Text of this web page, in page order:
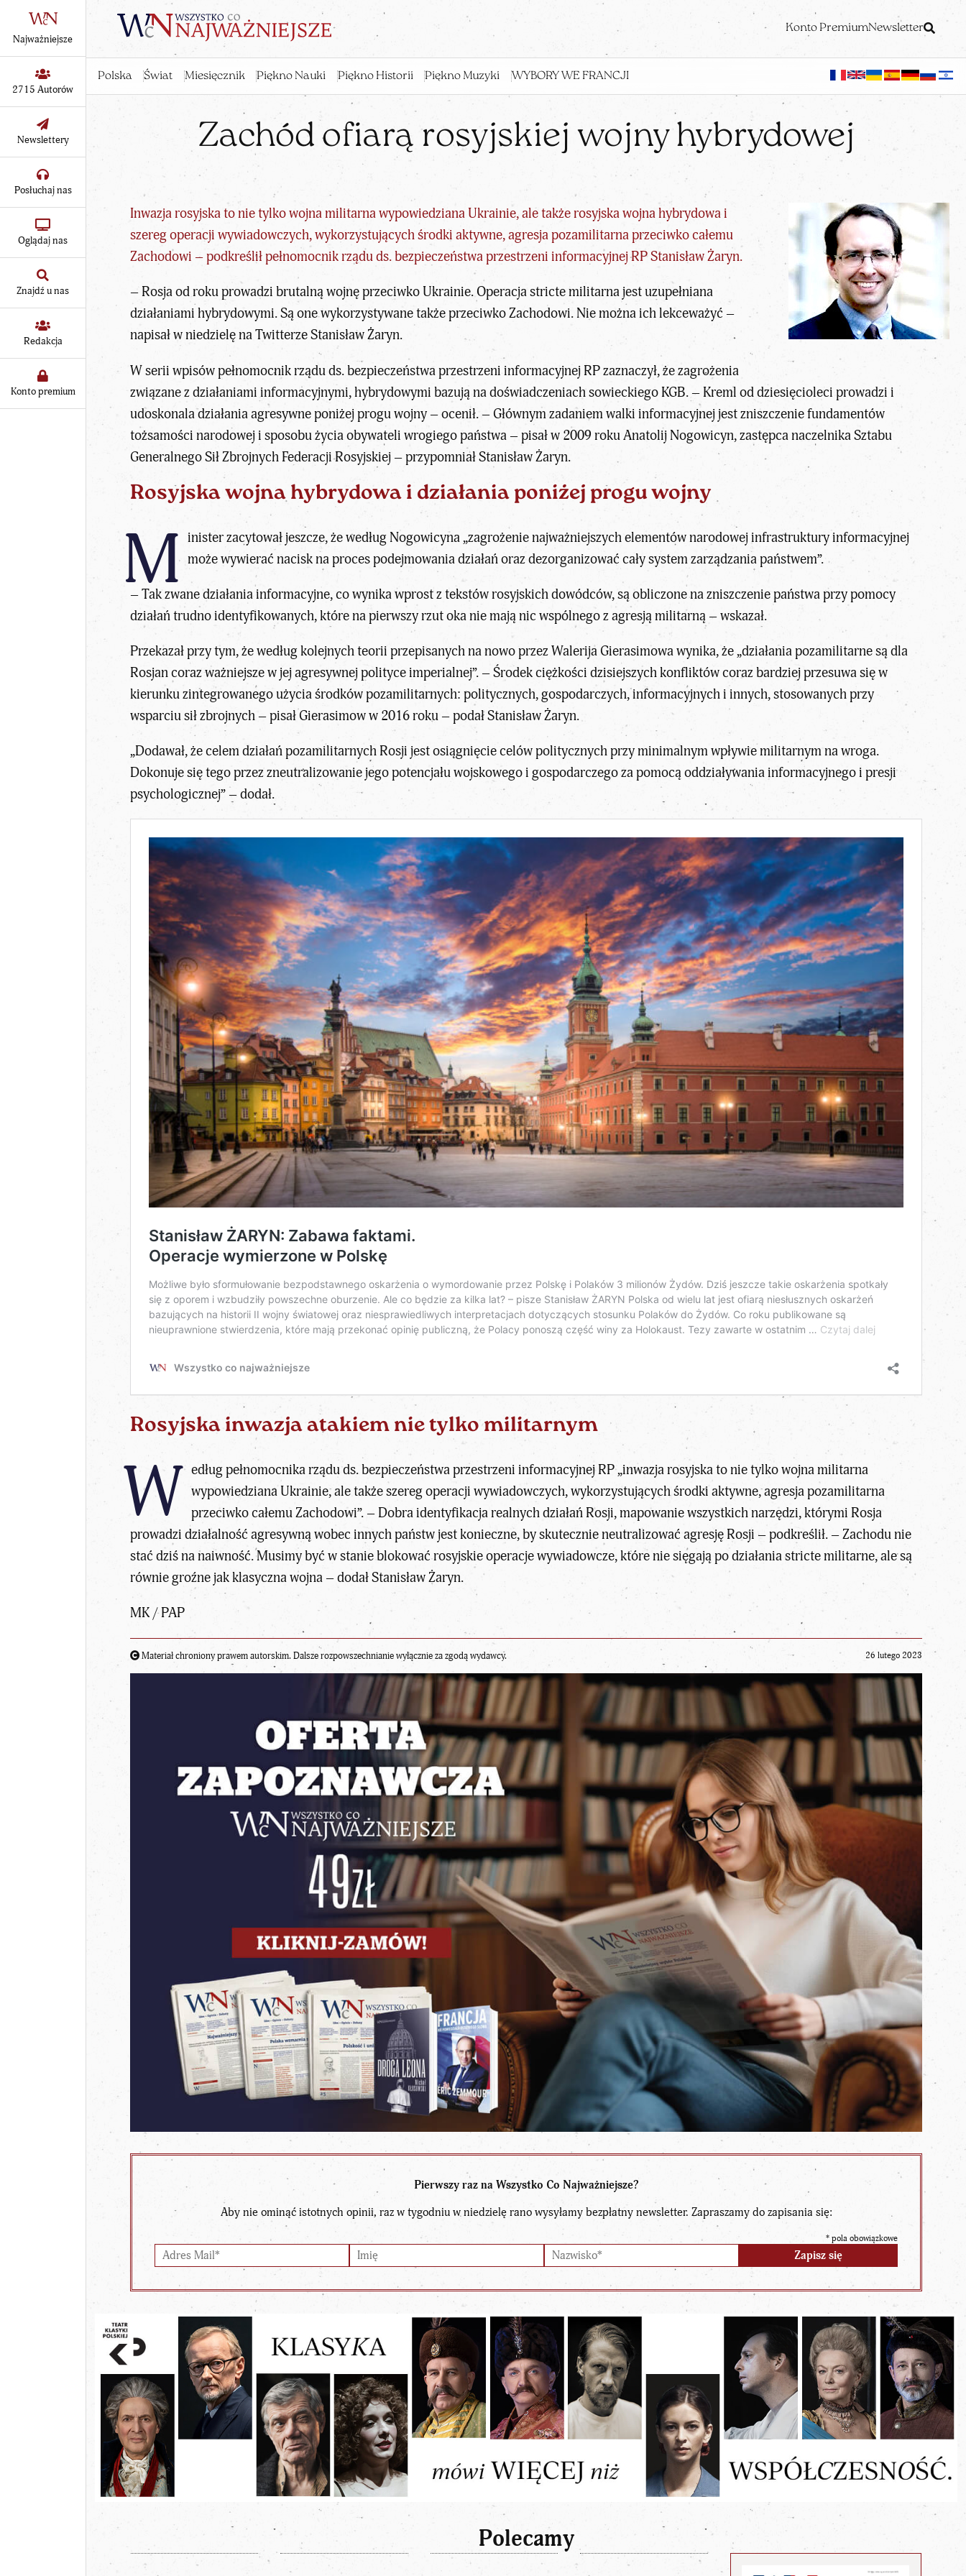
Konto PremiumNewsletter
Polska Świat Miesięcznik Piękno Nauki Piękno Historii Piękno Muzyki WYBORY WE FRANCJI
Najważniejsze
2715 Autorów
Newslettery
Posłuchaj nas
Oglądaj nas
Znajdź u nas
Redakcja
Konto premium
Zachód ofiarą rosyjskiej wojny hybrydowej
Inwazja rosyjska to nie tylko wojna militarna wypowiedziana Ukrainie, ale takżerosyjska wojna hybrydowai
szereg operacji wywiadowczych, wykorzystujących środki aktywne, agresja pozamilitarna przeciwko całemu
Zachodowi – podkreślił pełnomocnik rządu ds. bezpieczeństwa przestrzeni informacyjnej RP Stanisław Żaryn.
– Rosja od roku prowadzi brutalną wojnę przeciwko Ukrainie. Operacja stricte militarna jest uzupełniana
działaniami hybrydowymi. Są one wykorzystywane także przeciwko Zachodowi. Nie można ich lekceważyć –
napisał w niedzielę na Twitterze Stanisław Żaryn.
W serii wpisów pełnomocnik rządu ds. bezpieczeństwa przestrzeni informacyjnej RP zaznaczył, że zagrożenia
związane z działaniami informacyjnymi, hybrydowymi bazują na doświadczeniach sowieckiego KGB. – Kreml od dziesięcioleci prowadzi i
udoskonala działania agresywne poniżej progu wojny – ocenił. – Głównym zadaniem walki informacyjnej jest zniszczenie fundamentów
tożsamości narodowej i sposobu życia obywateli wrogiego państwa – pisał w 2009 roku Anatolij Nogowicyn, zastępca naczelnika Sztabu
Generalnego Sił Zbrojnych Federacji Rosyjskiej – przypomniał Stanisław Żaryn.
Rosyjska wojna hybrydowa i działania poniżej progu wojny
M inister zacytował jeszcze, że według Nogowicyna „zagrożenie najważniejszych elementów narodowej infrastruktury informacyjnej
może wywierać nacisk na proces podejmowania działań oraz dezorganizować cały system zarządzania państwem”.
– Tak zwane działania informacyjne, co wynika wprost z tekstów rosyjskich dowódców, są obliczone na zniszczenie państwa przy pomocy
działań trudno identyfikowanych, które na pierwszy rzut oka nie mają nic wspólnego z agresją militarną – wskazał.
Przekazał przy tym, że według kolejnych teorii przepisanych na nowo przez Walerija Gierasimowa wynika, że „działania pozamilitarne są dla
Rosjan coraz ważniejsze w jej agresywnej polityce imperialnej”. – Środek ciężkości dzisiejszych konfliktów coraz bardziej przesuwa się w
kierunku zintegrowanego użycia środków pozamilitarnych: politycznych, gospodarczych, informacyjnych i innych, stosowanych przy
wsparciu sił zbrojnych – pisał Gierasimow w 2016 roku – podał Stanisław Żaryn.
„Dodawał, że celem działań pozamilitarnych Rosji jest osiągnięcie celów politycznych przy minimalnym wpływie militarnym na wroga.
Dokonuje się tego przez zneutralizowanie jego potencjału wojskowego i gospodarczego za pomocą oddziaływania informacyjnego i presji
psychologicznej” – dodał.
Rosyjska inwazja atakiem nie tylko militarnym
W edług pełnomocnika rządu ds. bezpieczeństwa przestrzeni informacyjnej RP „inwazja rosyjska to nie tylko wojna militarna
wypowiedziana Ukrainie, ale także szereg operacji wywiadowczych, wykorzystujących środki aktywne, agresja pozamilitarna
przeciwko całemu Zachodowi”. – Dobra identyfikacja realnych działań Rosji, mapowanie wszystkich narzędzi, którymi Rosja
prowadzi działalność agresywną wobec innych państw jest konieczne, by skutecznie neutralizować agresję Rosji – podkreślił. – Zachodu nie
stać dziś na naiwność. Musimy być w stanie blokować rosyjskie operacje wywiadowcze, które nie sięgają po działania stricte militarne, ale są
równie groźne jak klasyczna wojna – dodał Stanisław Żaryn.
MK / PAP
Materiał chroniony prawem autorskim. Dalsze rozpowszechnianie wyłącznie za zgodą wydawcy. 26 lutego 2023
Pierwszy raz na Wszystko Co Najważniejsze?
Aby nie ominąć istotnych opinii, raz w tygodniu w niedzielę rano wysyłamy bezpłatny newsletter. Zapraszamy do zapisania się:
*pola obowiązkowe
Polecamy